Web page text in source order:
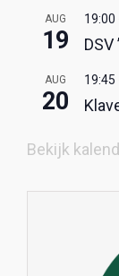
AUG
19
19:00
AUG
20
19:45
Bekijk